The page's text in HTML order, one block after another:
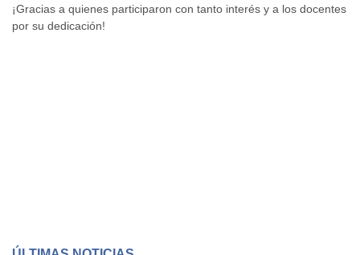
¡Gracias a quienes participaron con tanto interés y a los docentes
por su dedicación!